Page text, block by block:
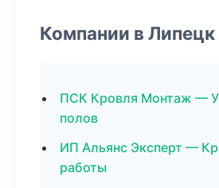
Компании в Липецк
ПСК Кровля Монтаж —
полов
ИП Альянс Эксперт —
работы